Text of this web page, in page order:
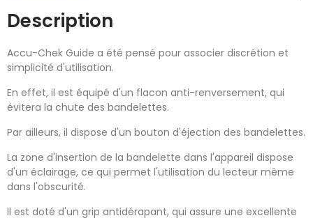
Description
Accu-Chek Guide a été pensé pour associer discrétion et
simplicité d'utilisation.
En effet, il est équipé d'un flacon anti-renversement, qui
évitera la chute des bandelettes.
Par ailleurs, il dispose d'un bouton d'éjection des bandelettes.
La zone d'insertion de la bandelette dans l'appareil dispose
d'un éclairage, ce qui permet l'utilisation du lecteur même
dans l'obscurité.
Il est doté d'un grip antidérapant, qui assure une excellente